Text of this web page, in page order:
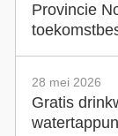
Provincie
28 mei 2026
Gratis